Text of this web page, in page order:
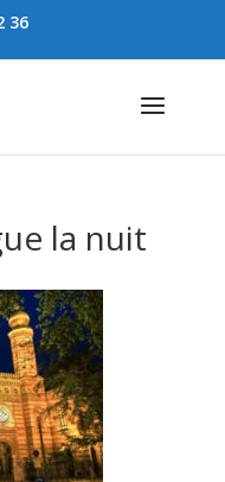
36
la nuit